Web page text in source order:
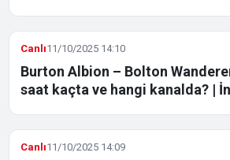
Canlı11/10/2025 14:10
Burton Albion – Bolton
saat kaçta ve hangi kanalda? |
Canlı11/10/2025 14:09